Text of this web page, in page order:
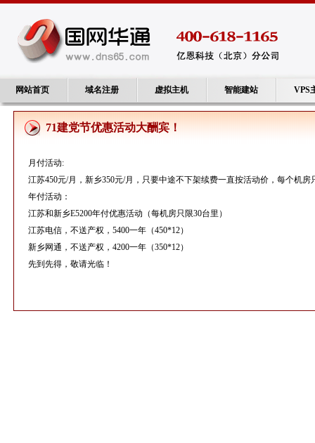
网站首页 域名注册 虚拟主机 智能建站 VPS
71建党节优惠活动大酬宾！
月付活动:
江苏450元/月，新乡350元/月，只要中途不下架续费一直按活动价，每个机房
年付活动：
江苏和新乡E5200年付优惠活动（每机房只限30台里）
江苏电信，不送产权，5400一年（450*12）
新乡网通，不送产权，4200一年（350*12）
先到先得，敬请光临！